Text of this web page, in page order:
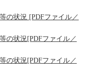
の状況 [PDFファイル／
の状況[PDFファイル／
の状況[PDFファイル／